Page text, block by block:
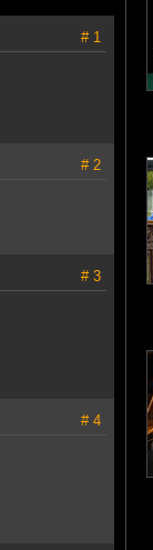
# 1
# 2
# 3
# 4